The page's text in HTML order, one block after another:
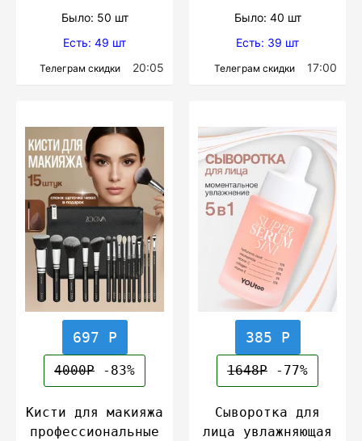
Было: 50 шт
Есть: 49 шт
Телеграм скидки 20:05
Было: 40 шт
Есть: 39 шт
Телеграм скидки 17:00
697 Р
4000Р -83%
Кисти для макияжа
профессиональные
385 Р
1648Р -77%
Сыворотка для
лица увлажняющая